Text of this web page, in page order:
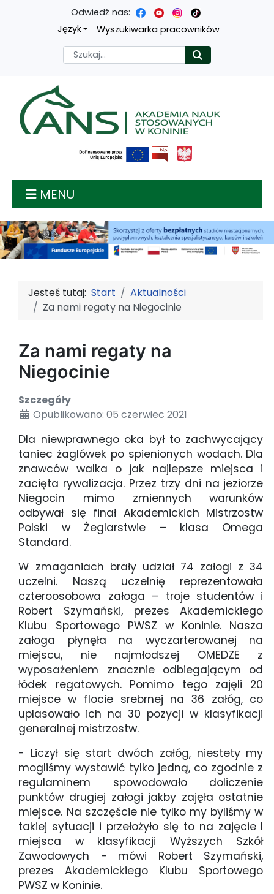
Przejdź
treści
głównej
Przejdź
menu
nawigacyjnego
Przejdź
wyszukiwarki
Przejdź
mapy
strony
Odwiedź nas:
Język
Wyszukiwarka pracowników
Szukaj
Akademia nauk
MENU
Jesteś tutaj:Start
Aktualności
Za nami regaty na Niegocinie
Za nami regaty na
Niegocinie
Szczegóły
Opublikowano: 05 czerwiec 2021
Dla niewprawnego oka był to zachwycający
taniec żaglówek po spienionych wodach. Dla
znawców walka o jak najlepsze miejsca i
zacięta rywalizacja. Przez trzy dni na jeziorze
Niegocin mimo zmiennych warunków
odbywał się finał Akademickich Mistrzostw
Polski w Żeglarstwie – klasa Omega
Standard.
W zmaganiach brały udział 74 załogi z 34
uczelni. Naszą uczelnię reprezentowała
czteroosobowa załoga – troje studentów i
Robert Szymański, prezes Akademickiego
Klubu Sportowego PWSZ w Koninie. Nasza
załoga płynęła na wyczarterowanej na
miejscu, nie najmłodszej OMEDZE z
wyposażeniem znacznie odbiegającym od
łódek regatowych. Pomimo tego zajęli 20
miejsce w flocie srebrnej na 36 załóg, co
uplasowało ich na 30 pozycji w klasyfikacji
generalnej mistrzostw.
- Liczył się start dwóch załóg, niestety my
mogliśmy wystawić tylko jedną, co zgodnie z
regulaminem spowodowało doliczenie
punktów drugiej załogi jakby zajęła ostatnie
miejsce. Na szczęście nie tylko my byliśmy w
takiej sytuacji i przełożyło się to na zajęcie I
miejsca w klasyfikacji Wyższych Szkół
Zawodowych - mówi Robert Szymański,
prezes Akademickiego Klubu Sportowego
PWSZ w Koninie.